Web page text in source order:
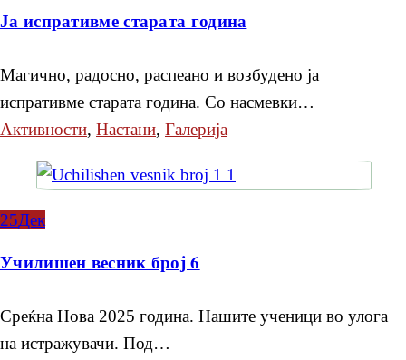
Ја испративме старата година
Магично, радосно, распеано и возбудено ја
испративме старата година. Со насмевки…
Активности, Настани, Галерија
25Дек
Училишен весник број 6
Среќна Нова 2025 година. Нашите ученици во улога
на истражувачи. Под…